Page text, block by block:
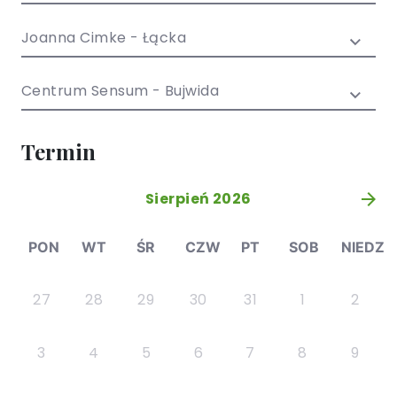
młodzieży
Joanna Cimke - Łącka
Centrum Sensum - Bujwida
Termin
Sierpień 2026 »
PON WT ŚR CZW PT SOB NIEDZ
27 28 29 30 31 1 2
3 4 5 6 7 8 9